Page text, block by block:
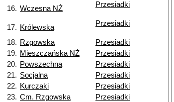
16. Wczesna NŻ Przesiadki
17. Królewska Przesiadki
18. Rzgowska
Przesiadki
19. Mieszczańska NŻ
Przesiadki
20. Powszechna
Przesiadki
21. Socjalna
Przesiadki
22. Kurczaki
Przesiadki
23. Cm. Rzgowska
Przesiadki